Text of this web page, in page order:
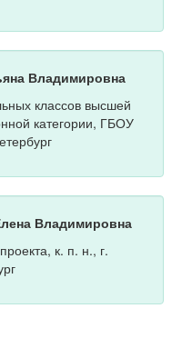
Владимировна
классов высшей
категории, ГБОУ
Владимировна
к. п. н., г.